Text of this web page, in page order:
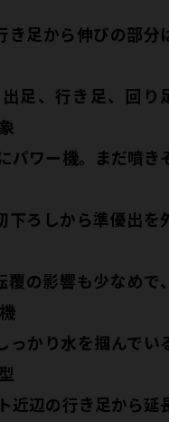
から伸びの部分
足、行き足、回り
パワー機。まだ噴き
ろしから準優出を
の影響も少なめで
かり水を掴んでい
近辺の行き足から延